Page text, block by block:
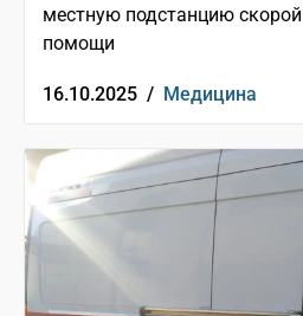
местную подстанцию
помощи
16.10.2025 / Медицина